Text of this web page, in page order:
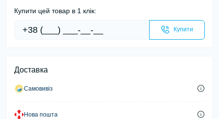
Купити цей товар в 1 клік:
Купити
Доставка
Самовивіз
Нова пошта